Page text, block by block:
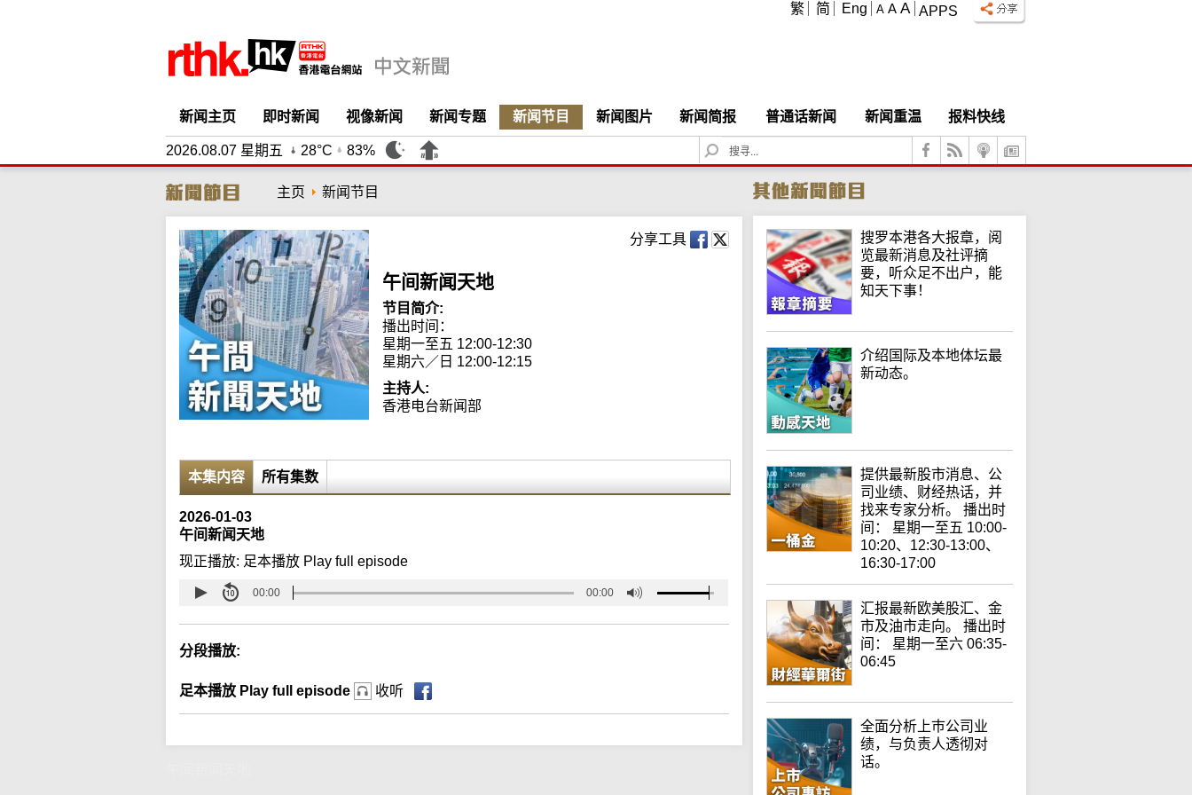
APPS
A A A
繁 简 Eng
新闻主页 即时新闻 视像新闻 新闻专题 新闻节目 新闻图片 新闻简报 普通话新闻 新闻重温 报料快线
2026.08.07 星期五 28°C 83%
S
e
c
h
主页 新闻节目
分享工具
午间新闻天地
节目简介:
播出时间：
星期一至五 12:00-12:30
星期六／日 12:00-12:15
主持人:
香港电台新闻部
本集内容 所有集数
2026-01-03
午间新闻天地
现正播放: 足本播放 Play full episode
00:00 00:00
分段播放:
足本播放 Play full episode 收听
搜罗本港各大报章，阅
览最新消息及社评摘
要，听众足不出户，能
知天下事！
介绍国际及本地体坛最
新动态。
提供最新股市消息、公
司业绩、财经热话，并
找来专家分析。 播出时
间： 星期一至五 10:00-
10:20、12:30-13:00、
16:30-17:00
汇报最新欧美股汇、金
市及油市走向。 播出时
间： 星期一至六 06:35-
06:45
全面分析上巿公司业
绩，与负责人透彻对
话。